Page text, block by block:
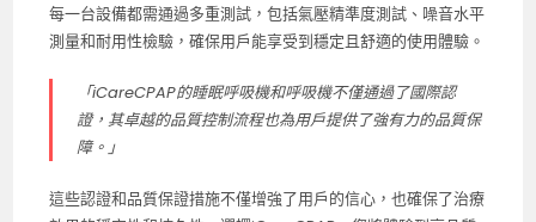
每一台設備都需通過多重測試，包括氣壓精準度測試、噪音水平
測量和耐用性檢驗，確保用戶能享受到穩定且舒適的使用體驗。
「iCareCPAP的睡眠呼吸機和呼吸機不僅通過了國際認
證，其卓越的品質控制流程也為用戶提供了強有力的品質保
障。」
這些認證和品質保證措施不僅增強了用戶的信心，也確保了治療